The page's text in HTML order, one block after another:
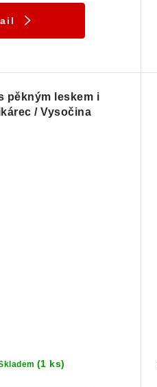
pěkným leskem i
/ Vysočina
(1 ks)